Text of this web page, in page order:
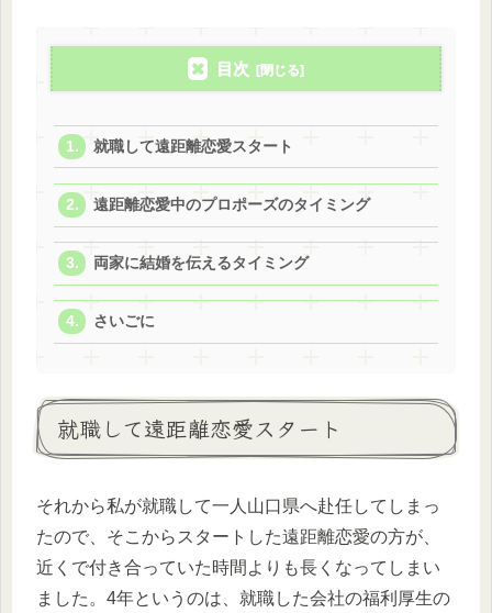
目次
就職して遠距離恋愛スタート
遠距離恋愛中のプロポーズのタイミング
両家に結婚を伝えるタイミング
さいごに
就職して遠距離恋愛スタート
それから私が就職して一人山口県へ赴任してしまっ
たので、そこからスタートした遠距離恋愛の方が、
近くで付き合っていた時間よりも長くなってしまい
ました。4年というのは、就職した会社の福利厚生の